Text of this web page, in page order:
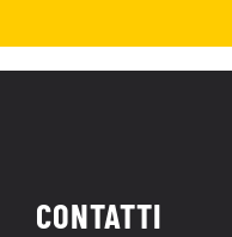
CONTATTI